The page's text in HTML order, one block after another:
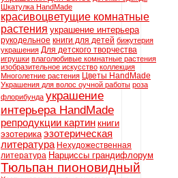
Шкатулка HandMade
красивоцветущие комнатные
растения украшение интерьера
рукодельное книги для детей бижутерия
украшения Для детского творчества
игрушки влаголюбивые комнатные растения
изобразительное искусство коллекция
Многолетние растения Цветы HandMade
Украшения для волос оучной работы роза
флорибунда украшение
интерьера HandMade
репродукции картин книги
эзотерика эзотерическая
литература Нехудожественная
литература Нарциссы грандифлорум
Тюльпан пионовидный